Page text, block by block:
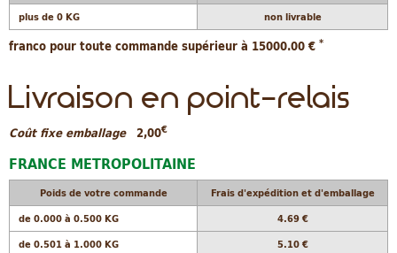
plus de 0 KG
non livrable
franco pour toute commande supérieur à 15000.00 € *
Livraison en point-relais
Coût fixe emballage2,00€
FRANCE METROPOLITAINE
Poids de votre commande
Frais d'expédition et d'emballage
de 0.000 à 0.500 KG
4.69 €
de 0.501 à 1.000 KG
5.10 €